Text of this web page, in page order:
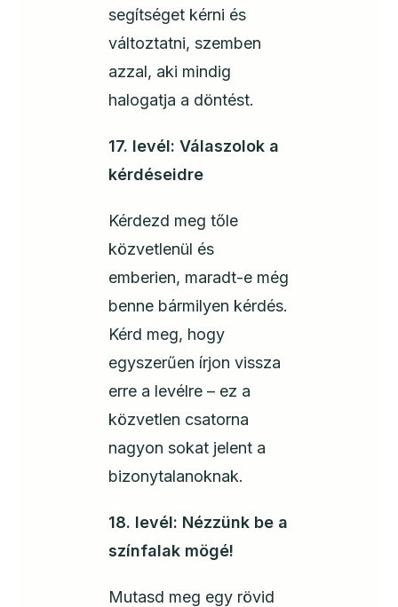
segítséget kérni és
változtatni, szemben
azzal, aki mindig
halogatja a döntést.
17. levél: Válaszolok a
kérdéseidre
Kérdezd meg tőle
közvetlenül és
emberien, maradt-e még
benne bármilyen kérdés.
Kérd meg, hogy
egyszerűen írjon vissza
erre a levélre – ez a
közvetlen csatorna
nagyon sokat jelent a
bizonytalanoknak.
18. levél: Nézzünk be a
színfalak mögé!
Mutasd meg egy rövid